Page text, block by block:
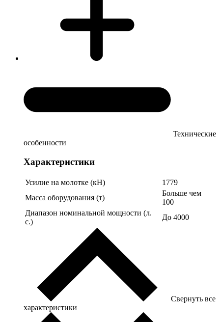
Технические
особенности
Характеристики
Усилие на молотке (кН)
1779
Масса оборудования (т)
Больше чем
100
Диапазон номинальной мощности (л.
с.)
До 4000
Свернуть все
характеристики